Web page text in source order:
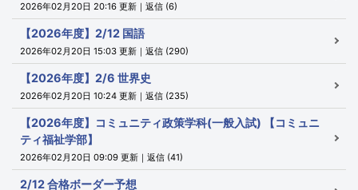
2026年02月20日 20:16 更新｜返信 (6)
【2026年度】2/12 国語
2026年02月20日 15:03 更新｜返信 (290)
【2026年度】2/6 世界史
2026年02月20日 10:24 更新｜返信 (235)
【2026年度】コミュニティ政策学科(一般入試) 【コミュニ
ティ福祉学部】
2026年02月20日 09:09 更新｜返信 (41)
2/12 合格ボーダー予想